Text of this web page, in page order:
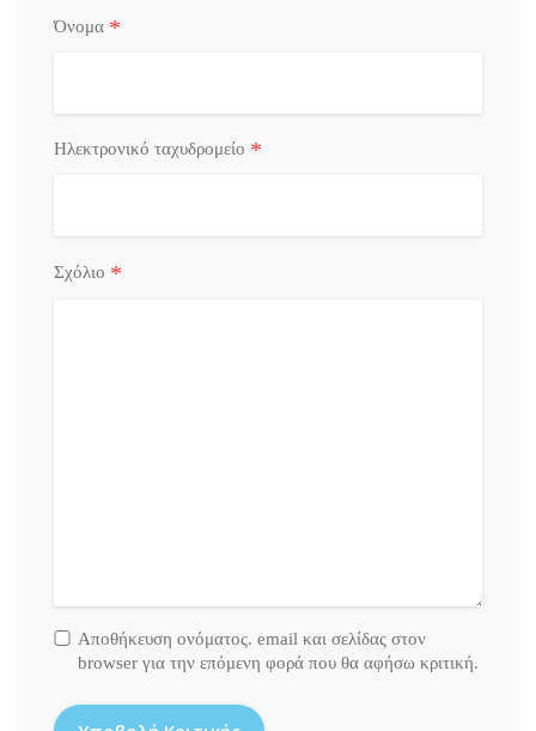
Όνομα *
Ηλεκτρονικό ταχυδρομείο *
Σχόλιο *
Αποθήκευση ονόματος. email και σελίδας στον
browser για την επόμενη φορά που θα αφήσω κριτική.